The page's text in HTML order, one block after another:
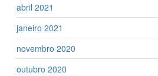
abril 2021
janeiro 2021
novembro 2020
outubro 2020